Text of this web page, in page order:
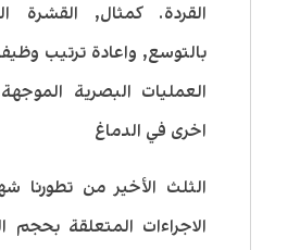
القردة. كمثال, القشرة
بالتوسع, واعادة ترتيب
العمليات البصرية
اخرى في الدماغ
الثلث الأخير من تطورنا
الاجراءات المتعلقة بحجم